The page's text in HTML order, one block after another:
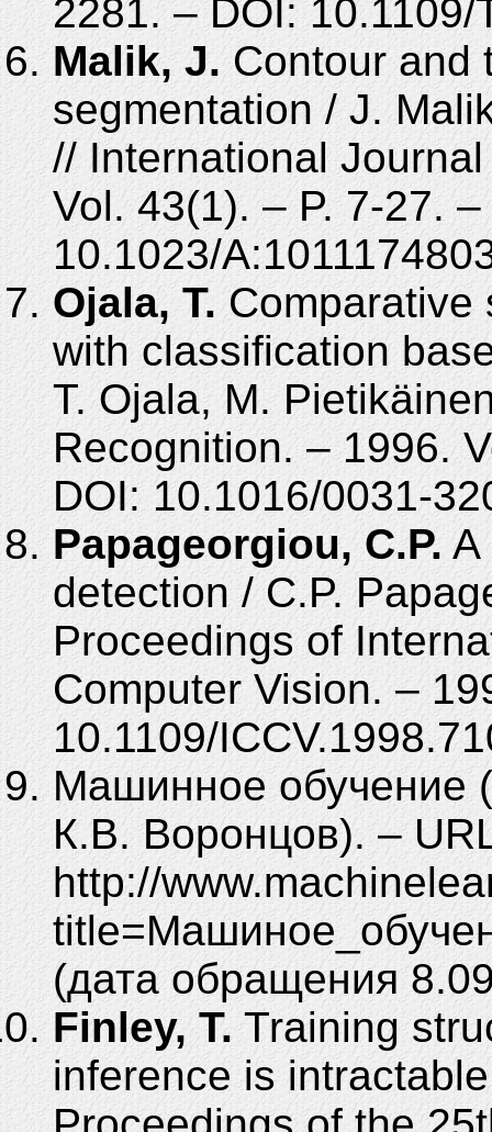
2281. – DOI:
Malik, J.Contour and
segmentation / J.
// International
Vol. 43(1). – P. 7-27.
10.1023/
Ojala, T.Comparative
with classification
T. Ojala, M.
Recognition. – 1996.
DOI: 10.1016/0031-
Papageorgiou, C.P. A
detection / C.P.
Proceedings of
Computer Vision. –
10.1109/
Машинное обучение
К.В. Воронцов). –
http://
(дата обращения
Finley, T.Training
inference is